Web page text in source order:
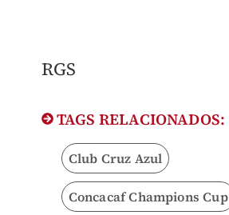
​RGS​
TAGS RELACIONADOS:
Club Cruz Azul
Concacaf Champions Cup